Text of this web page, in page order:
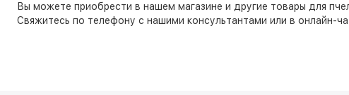
Вы можете приобрести в нашем магазине и другие товары для
Свяжитесь по телефону с нашими консультантами или в онлайн-